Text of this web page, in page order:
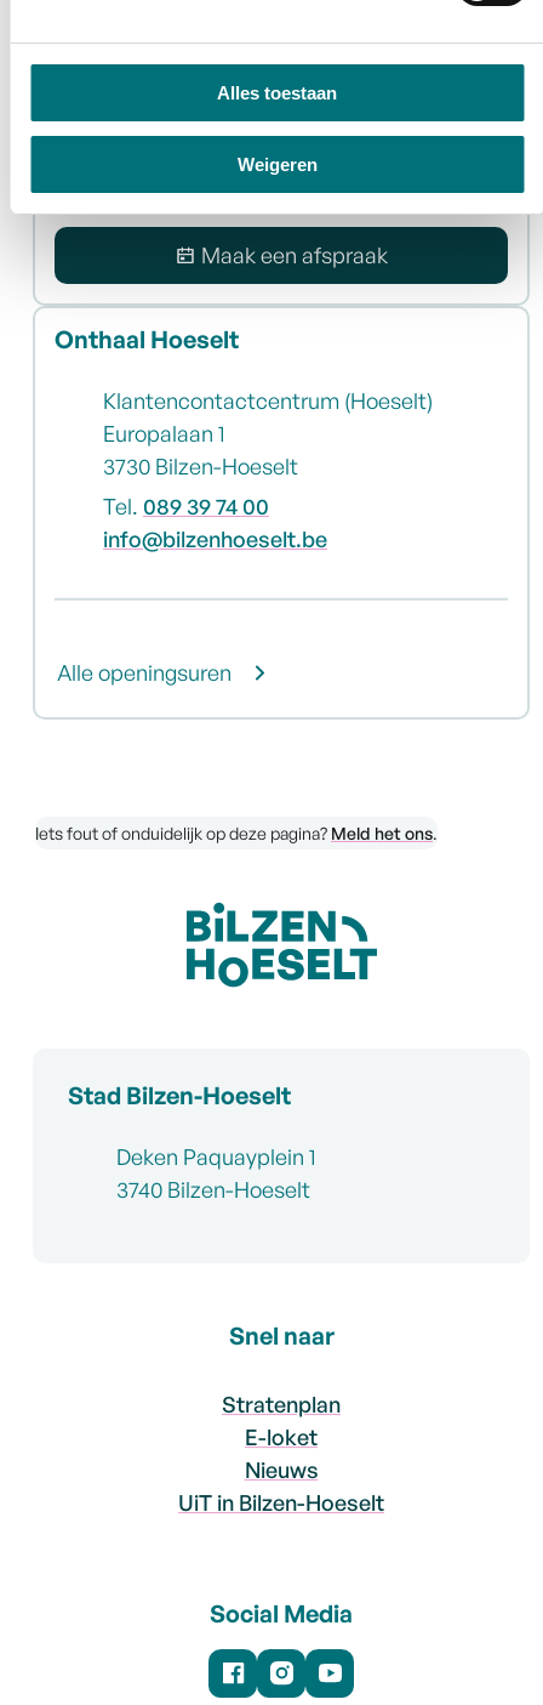
Alles toestaan
Weigeren
13:30-15:00
Telefonisch bereikbaar
Onthaal Bilzen
Maak een afspraak
Onthaal Hoeselt
AdresKlantencontactcentrum (Hoeselt)
Europalaan 1
,3730 Bilzen-Hoeselt
089 39 74 00
E-mailinfo@bilzenhoeselt.be
Alle openingsuren Onthaal Hoeselt
Iets fout of onduidelijk op deze pagina? Meld het ons.
Stad Bilzen-Hoeselt
AdresDeken Paquayplein 1
,3740 Bilzen-Hoeselt
Snel naar
Stratenplan
E-loket
Nieuws
UiT in Bilzen-Hoeselt
Social Media
FacebookInstagram
YouTube